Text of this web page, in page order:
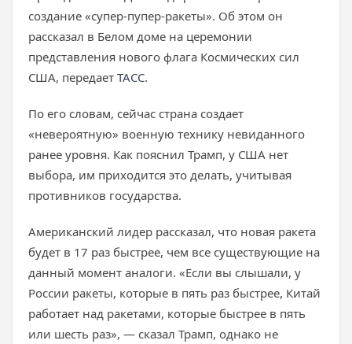
создание «супер-пупер-ракеты». Об этом он
рассказал в Белом доме на церемонии
представления нового флага Космических сил
США, передает ТАСС.
По его словам, сейчас страна создает
«невероятную» военную технику невиданного
ранее уровня. Как пояснил Трамп, у США нет
выбора, им приходится это делать, учитывая
противников государства.
Американский лидер рассказал, что новая ракета
будет в 17 раз быстрее, чем все существующие на
данный момент аналоги. «Если вы слышали, у
России ракеты, которые в пять раз быстрее, Китай
работает над ракетами, которые быстрее в пять
или шесть раз», — сказал Трамп, однако не